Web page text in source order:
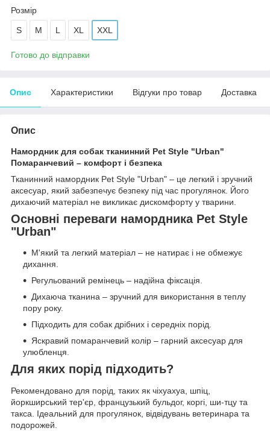
Розмір
S M L XL XXL
Готово до відправки
Опис Характеристики Відгуки про товар Доставка
Опис
Намордник для собак тканинний Pet Style "Urban"
Помаранчевий – комфорт і безпека
Тканинний намордник Pet Style "Urban" – це легкий і зручний
аксесуар, який забезпечує безпеку під час прогулянок. Його
дихаючий матеріал не викликає дискомфорту у тварини.
Основні переваги намордника Pet Style
"Urban"
М'який та легкий матеріал – не натирає і не обмежує
дихання.
Регульований ремінець – надійна фіксація.
Дихаюча тканина – зручний для використання в теплу
пору року.
Підходить для собак дрібних і середніх порід.
Яскравий помаранчевий колір – гарний аксесуар для
улюбленця.
Для яких порід підходить?
Рекомендовано для порід, таких як чіхуахуа, шпіц,
йоркширський тер'єр, французький бульдог, коргі, ши-тцу та
такса. Ідеальний для прогулянок, відвідувань ветеринара та
подорожей.